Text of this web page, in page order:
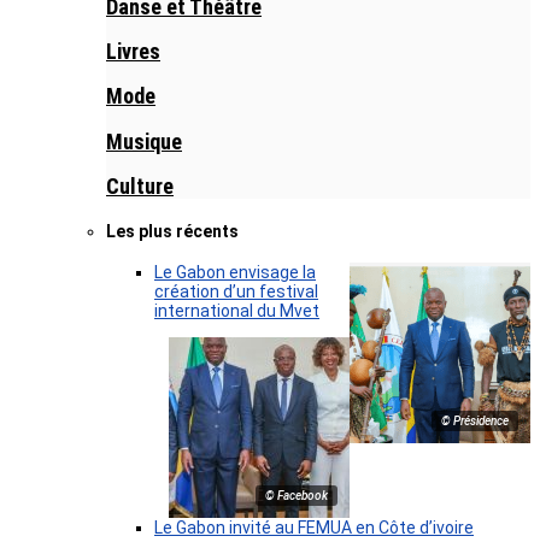
Danse et Théâtre
Livres
Mode
Musique
Culture
Les plus récents
© Présidence
Le Gabon envisage la
création d’un festival
international du Mvet
© Facebook
Le Gabon invité au FEMUA en Côte d’ivoire